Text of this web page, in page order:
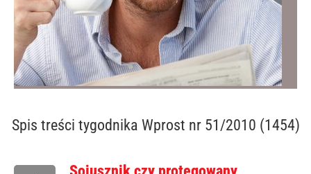
Spis treści tygodnika Wprost nr 51/2010 (1454)